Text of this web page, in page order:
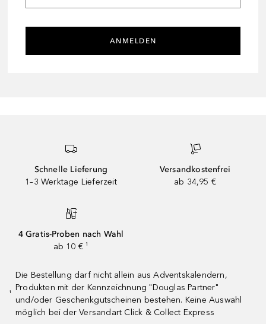
ANMELDEN
Schnelle Lieferung
1–3 Werktage Lieferzeit
Versandkostenfrei
ab 34,95 €
4 Gratis-Proben nach Wahl
ab 10 € ¹
¹
Die Bestellung darf nicht allein aus Adventskalendern,
Produkten mit der Kennzeichnung "Douglas Partner"
und/oder Geschenkgutscheinen bestehen. Keine Auswahl
möglich bei der Versandart Click & Collect Express